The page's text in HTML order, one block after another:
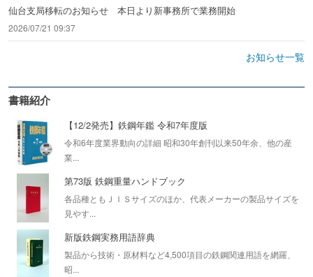
仙台支局移転のお知らせ 本日より新事務所で業務開始
2026/07/21 09:37
お知らせ一覧
書籍紹介
【12/2発売】鉄鋼年鑑 令和7年度版
令和6年度業界動向の詳細 昭和30年創刊以来50年余、他の産
業...
第73版 鉄鋼重量ハンドブック
各品種ともＪＩＳサイズのほか、代表メーカーの製品サイズを
見やす...
新版鉄鋼実務用語辞典
製品から技術・原材料など4,500項目の鉄鋼関連用語を網羅、
昭...